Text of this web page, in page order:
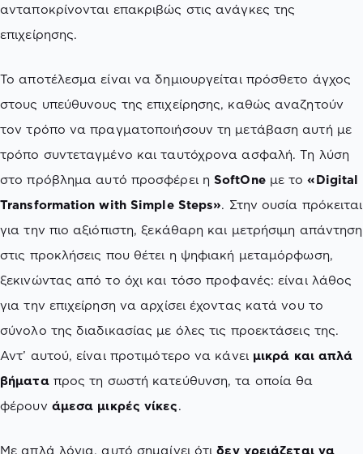
ανταποκρίνονται επακριβώς στις ανάγκες της
επιχείρησης.
Το αποτέλεσμα είναι να δημιουργείται πρόσθετο άγχος
στους υπεύθυνους της επιχείρησης, καθώς αναζητούν
τον τρόπο να πραγματοποιήσουν τη μετάβαση αυτή με
τρόπο συντεταγμένο και ταυτόχρονα ασφαλή. Τη λύση
στο πρόβλημα αυτό προσφέρει ηSoftOneμε το«Digital
Transformation with Simple Steps». Στην ουσία πρόκειται
για την πιο αξιόπιστη, ξεκάθαρη και μετρήσιμη απάντηση
στις προκλήσεις που θέτει η ψηφιακή μεταμόρφωση,
ξεκινώντας από το όχι και τόσο προφανές: είναι λάθος
για την επιχείρηση να αρχίσει έχοντας κατά νου το
σύνολο της διαδικασίας με όλες τις προεκτάσεις της.
Αντ’ αυτού, είναι προτιμότερο να κάνει μικρά και απλά
βήματαπρος τη σωστή κατεύθυνση, τα οποία θα
φέρουν άμεσα μικρές νίκες.
Με απλά λόγια, αυτό σημαίνει ότιδεν χρειάζεται να